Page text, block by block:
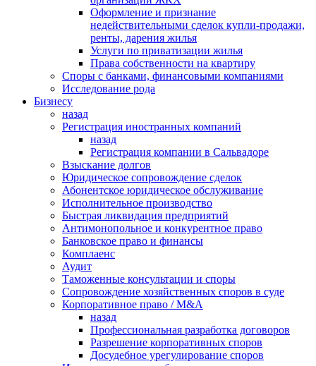
Оформление и признание
недействительными сделок купли-продажи,
ренты, дарения жилья
Услуги по приватизации жилья
Права собственности на квартиру
Cпоры с банками, финансовыми компаниями
Исследование рода
Бизнесу
назад
Регистрация иностранных компаний
назад
Регистрация компании в Сальвадоре
Взыскание долгов
Юридическое сопровождение сделок
Абонентское юридическое обслуживание
Исполнительное производство
Быстрая ликвидация предприятий
Антимонопольное и конкурентное право
Банковское право и финансы
Комплаенс
Аудит
Таможенные консультации и споры
Сопровождение хозяйственных споров в суде
Корпоративное право / M&A
назад
Профессиональная разработка договоров
Разрешение корпоративных споров
Досудебное урегулирование споров